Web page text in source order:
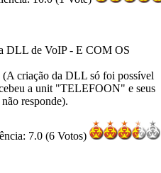
DLL de VoIP - E COM OS
(A criação da DLL só foi possível
a unit "TELEFOON" e seus
responde).
7.0 (6 Votos)